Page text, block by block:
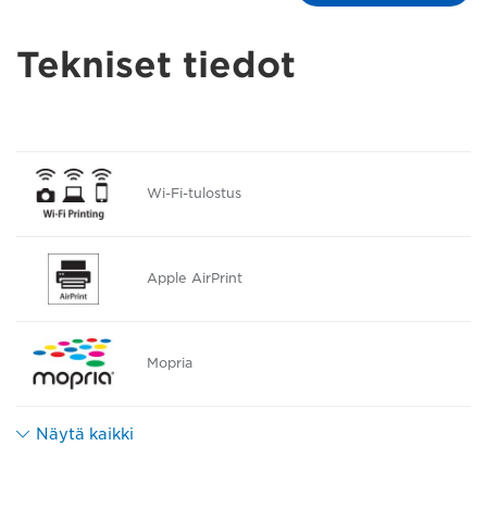
Tekniset tiedot
Wi-Fi-tulostus
Apple AirPrint
Mopria
Näytä kaikki